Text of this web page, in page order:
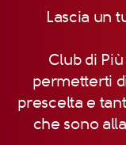
Lascia un
Club di
permetterti
prescelta e
che sono